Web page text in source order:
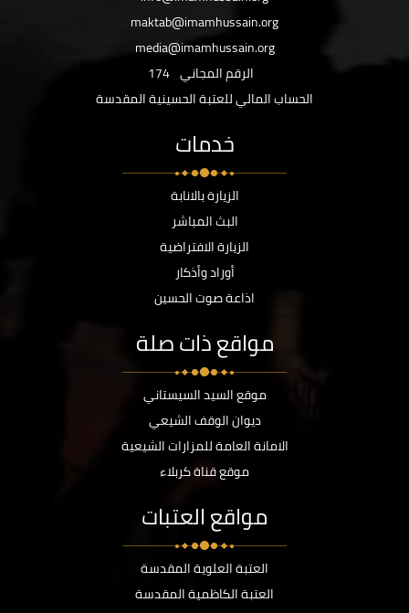
maktab@imamhussain.org
media@imamhussain.org
الرقم المجاني 174
الحساب المالي للعتبة الحسينية المقدسة
خدمات
الزيارة بالانابة
البث المباشر
الزيارة الافتراضية
أوراد وأذكار
اذاعة صوت الحسين
مواقع ذات صلة
موقع السيد السيستاني
ديوان الوقف الشيعي
الامانة العامة للمزارات الشيعية
موقع قناة كربلاء
مواقع العتبات
العتبة العلوية المقدسة
العتبة الكاظمية المقدسة